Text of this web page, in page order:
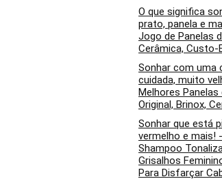
O que significa
prato, panela e
Jogo de Panelas
Cerâmica, Custo-
Sonhar com uma
cuidada, muito
Melhores Panelas
Original, Brinox,
Sonhar que está
vermelho e mais!
Shampoo
Grisalhos
Para Disfarçar